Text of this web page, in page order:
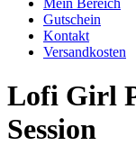
Mein Bereich
Gutschein
Kontakt
Versandkosten
Lofi Girl
Session